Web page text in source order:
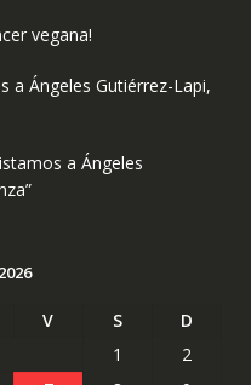
vegana!
a Ángeles Gutiérrez-Lapi,
a Ángeles
V S
D
1
2